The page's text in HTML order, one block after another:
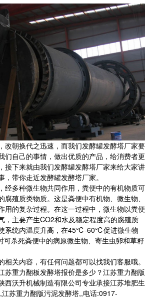
改朝换代之迅速，而我们发酵罐发酵塔厂家要
们自己的事情，做出优质的产品，给消费者更
接下来就由我们发酵罐发酵塔厂家来给大家讲
带你走近发酵罐发酵塔厂家。
经多种微生物共同作用，粪便中的有机物质可
殖质类物质。这是粪便中有机物、微生物、
用的复杂过程。在这一过程中，微生物以粪便
，主要产生CO2和水及稳定程度高的腐殖质
系统内温度升高，在45℃-60℃促进微生物
杀死粪便中的病原微生物、寄生虫卵和草籽
相关内容，有任何问题都可以找我们客服哦。
苏重力翻板发酵塔报价是多少？江苏重力翻版
西沃升机械制造有限公司专业承接江苏堆肥生
苏重力翻版污泥发酵塔,,电话:0917-